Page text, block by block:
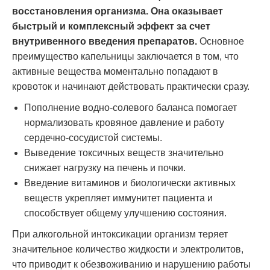
восстановления организма. Она оказывает
быстрый и комплексный эффект за счет
внутривенного введения препаратов. Основное
преимущество капельницы заключается в том, что
активные вещества моментально попадают в
кровоток и начинают действовать практически сразу.
Пополнение водно-солевого баланса помогает
нормализовать кровяное давление и работу
сердечно-сосудистой системы.
Выведение токсичных веществ значительно
снижает нагрузку на печень и почки.
Введение витаминов и биологически активных
веществ укрепляет иммунитет пациента и
способствует общему улучшению состояния.
При алкогольной интоксикации организм теряет
значительное количество жидкости и электролитов,
что приводит к обезвоживанию и нарушению работы